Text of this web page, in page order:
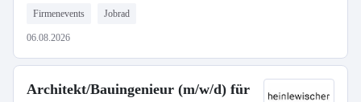
Firmenevents Jobrad
06.08.2026
Architekt/Bauingenieur (m/w/d) für